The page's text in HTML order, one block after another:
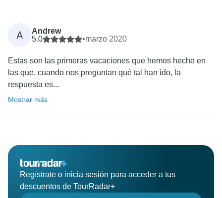
A
Andrew
5.0
•marzo 2020
Estas son las primeras vacaciones que hemos hecho en
las que, cuando nos preguntan qué tal han ido, la
respuesta es...
Mostrar más
Regístrate o inicia sesión para acceder a tus
descuentos de TourRadar+